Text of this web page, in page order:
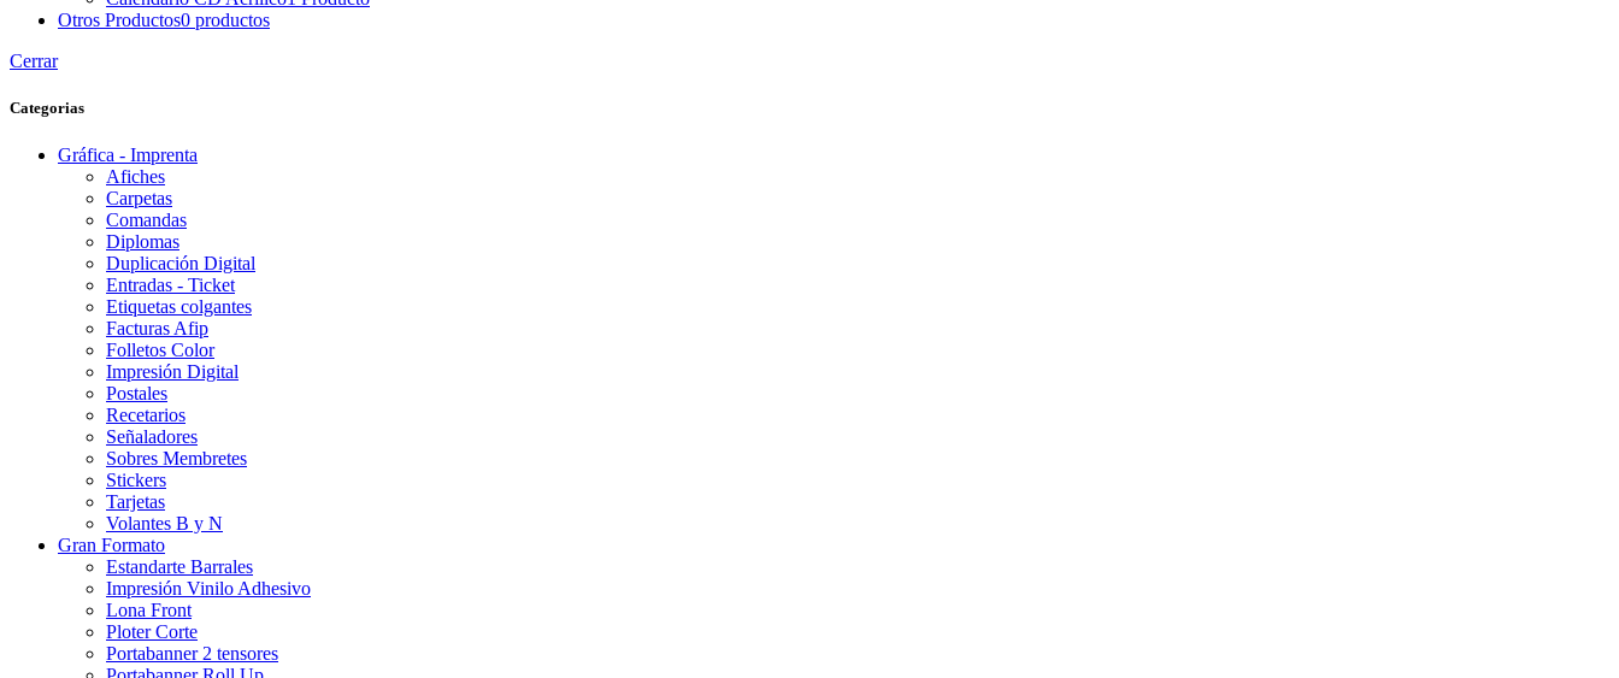
Otros Productos0 productos
Cerrar
Categorias
Gráfica - Imprenta
Afiches
Carpetas
Comandas
Diplomas
Duplicación Digital
Entradas - Ticket
Etiquetas colgantes
Facturas Afip
Folletos Color
Impresión Digital
Postales
Recetarios
Señaladores
Sobres Membretes
Stickers
Tarjetas
Volantes B y N
Gran Formato
Estandarte Barrales
Impresión Vinilo Adhesivo
Lona Front
Ploter Corte
Portabanner 2 tensores